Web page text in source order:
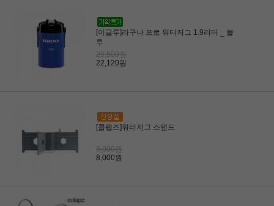
[이글루]라구나 프로 워터저그 1.9리터 _ 블
루
29,500원
22,120원
[콜랩즈]워터저그 스탠드
8,000원
8,000원